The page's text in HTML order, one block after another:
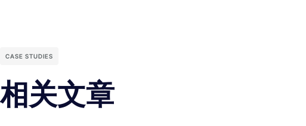
CASE STUDIES
相关文章